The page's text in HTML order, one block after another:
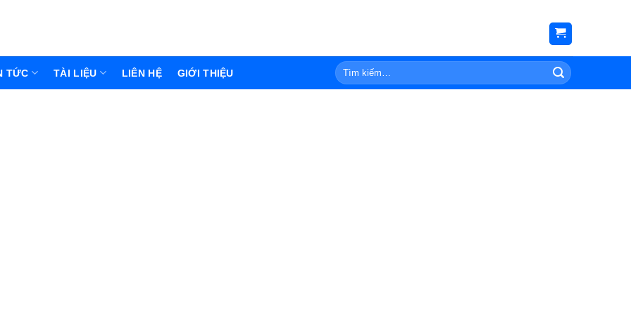
TỨC TÀI LIỆU LIÊN HỆ GIỚI THIỆU
Tìm
kiếm: